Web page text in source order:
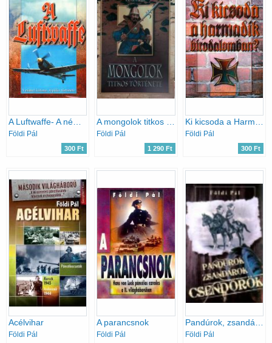
Földi Pál
300 Ft
Földi Pál
1 290 Ft
Földi Pál
300 Ft
Acélvihar
Földi Pál
A parancsnok
Földi Pál Földi Pál